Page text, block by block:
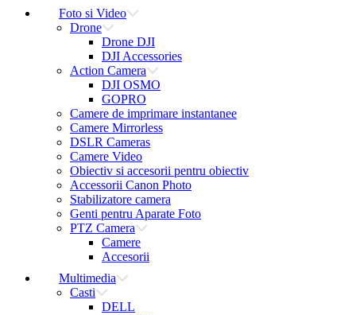
Foto si Video
Drone
Drone DJI
DJI Accessories
Action Camera
DJI OSMO
GOPRO
Camere de imprimare instantanee
Camere Mirrorless
DSLR Cameras
Camere Video
Obiectiv si accesorii pentru obiectiv
Accessorii Canon Photo
Stabilizatore camera
Genti pentru Aparate Foto
PTZ Camera
Camere
Accesorii
Multimedia
Casti
DELL